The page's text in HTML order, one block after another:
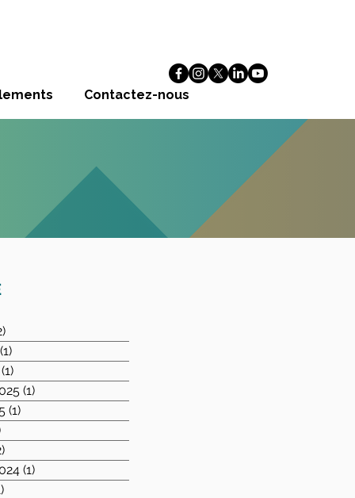
Contactez-nous
(1)
(1)
(1)
(1)
(1)